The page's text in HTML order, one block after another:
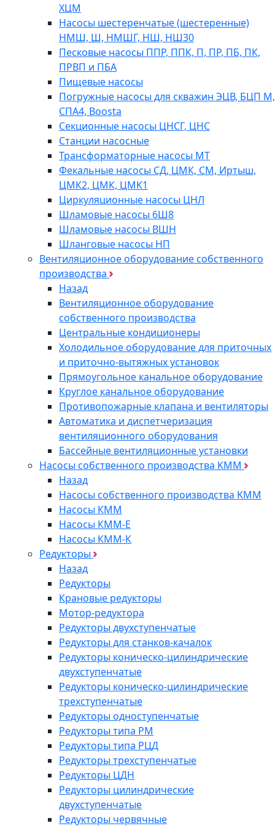
ХЦМ
Насосы шестеренчатые (шестеренные)
НМШ, Ш, НМШГ, НШ, НШ30
Песковые насосы ППР, ППК, П, ПР, ПБ, ПК,
ПРВП и ПБА
Пищевые насосы
Погружные насосы для скважин ЭЦВ, БЦП М,
СПА4, Boosta
Секционные насосы ЦНСГ, ЦНС
Станции насосные
Трансформаторные насосы МТ
Фекальные насосы СД, ЦМК, СМ, Иртыш,
ЦМК2, ЦМК, ЦМК1
Циркуляционные насосы ЦНЛ
Шламовые насосы 6Ш8
Шламовые насосы ВШН
Шланговые насосы НП
Вентиляционное оборудование собственного
производства
Назад
Вентиляционное оборудование
собственного производства
Центральные кондиционеры
Холодильное оборудование для приточных
и приточно-вытяжных установок
Прямоугольное канальное оборудование
Круглое канальное оборудование
Противопожарные клапана и вентиляторы
Автоматика и диспетчеризация
вентиляционного оборудования
Бассейные вентиляционные установки
Насосы собственного производства KMM
Назад
Насосы собственного производства KMM
Насосы КММ
Насосы КММ-Е
Насосы КММ-К
Редукторы
Назад
Редукторы
Крановые редукторы
Мотор-редуктора
Редукторы двухступенчатые
Редукторы для станков-качалок
Редукторы коническо-цилиндрические
двухступенчатые
Редукторы коническо-цилиндрические
трехступенчатые
Редукторы одноступенчатые
Редукторы типа РМ
Редукторы типа РЦД
Редукторы трехступенчатые
Редукторы ЦДН
Редукторы цилиндрические
двухступенчатые
Редукторы червячные